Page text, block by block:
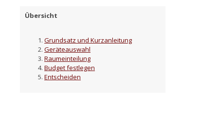
Übersicht
Grundsatz und Kurzanleitung
Geräteauswahl
Raumeinteilung
Budget festlegen
Entscheiden